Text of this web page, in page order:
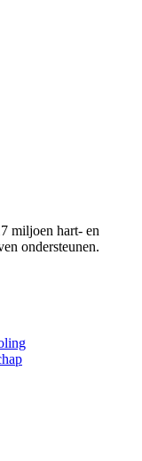
miljoen hart- en
ondersteunen.